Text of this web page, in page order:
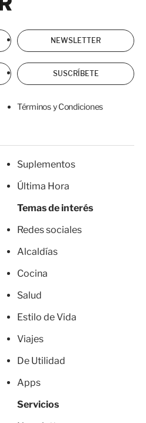
NEWSLETTER
SUSCRÍBETE
Términos y Condiciones
Suplementos
Última Hora
Temas de interés
Redes sociales
Alcaldías
Cocina
Salud
Estilo de Vida
Viajes
De Utilidad
Apps
Servicios